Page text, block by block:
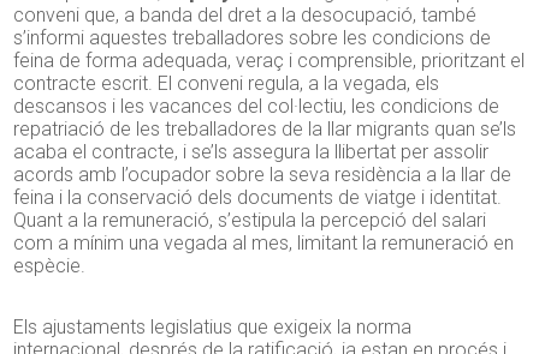
conveni que, a banda del dret a la desocupació, també
s’informi aquestes treballadores sobre les condicions de
feina de forma adequada, veraç i comprensible, prioritzant el
contracte escrit. El conveni regula, a la vegada, els
descansos i les vacances del col·lectiu, les condicions de
repatriació de les treballadores de la llar migrants quan se’ls
acaba el contracte, i se’ls assegura la llibertat per assolir
acords amb l’ocupador sobre la seva residència a la llar de
feina i la conservació dels documents de viatge i identitat.
Quant a la remuneració, s’estipula la percepció del salari
com a mínim una vegada al mes, limitant la remuneració en
espècie.
Els ajustaments legislatius que exigeix ​​la norma